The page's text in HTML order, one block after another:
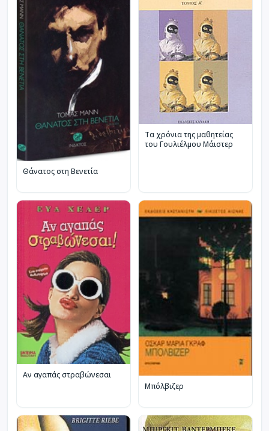
Θάνατος στη Βενετία
Τα χρόνια της μαθητείας
του Γουλιέλμου Μάιστερ
Αν αγαπάς στραβώνεσαι
Μπόλβιζερ